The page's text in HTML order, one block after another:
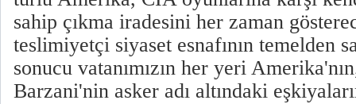
sahip çıkma iradesini her zaman
teslimiyetçi siyaset esnafının temelden
sonucu vatanımızın her yeri
Barzani'nin asker adı altındaki